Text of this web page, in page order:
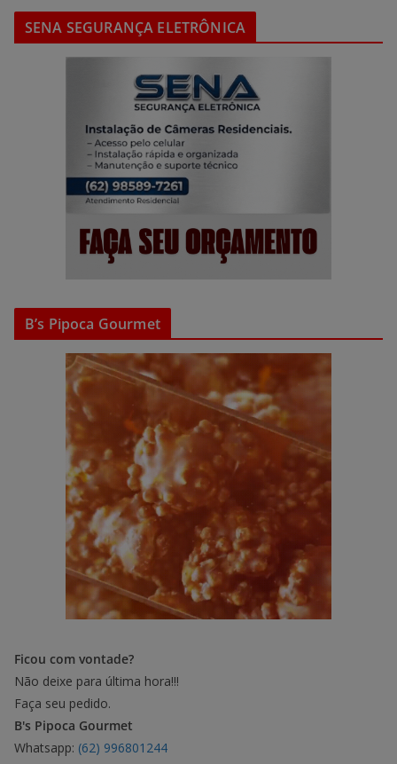
SENA SEGURANÇA ELETRÔNICA
B’s Pipoca Gourmet
Ficou com vontade?
Não deixe para última hora!!!
Faça seu pedido.
B's Pipoca Gourmet
Whatsapp: (62) 996801244